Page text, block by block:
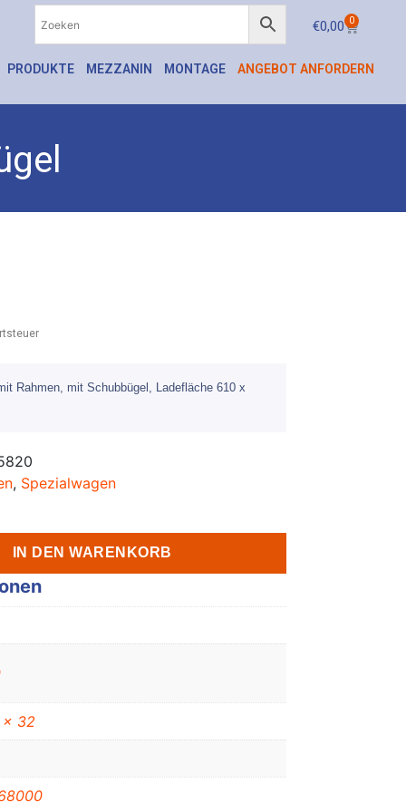
€0,00 0
PRODUKTE MEZZANIN MONTAGE ANGEBOT ANFORDERN
Rahmen, mit Schubbügel, Ladefläche 610 x
, Spezialwagen
IN DEN WARENKORB
x 32